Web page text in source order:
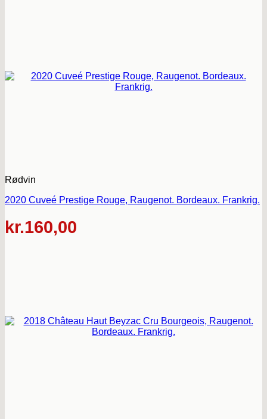
Rødvin
2020 Cuveé Prestige Rouge, Raugenot. Bordeaux. Frankrig.
kr.160,00